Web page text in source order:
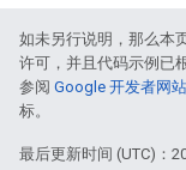
如未另行说明，那么本
许可，并且代码示例已
参阅 Google 开发者网
标。
最后更新时间 (UTC)：